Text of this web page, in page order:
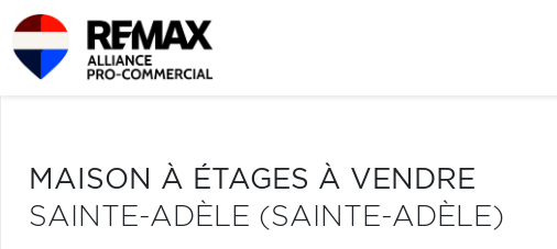
MAISON À ÉTAGES À VENDRE
SAINTE-ADÈLE (SAINTE-ADÈLE)